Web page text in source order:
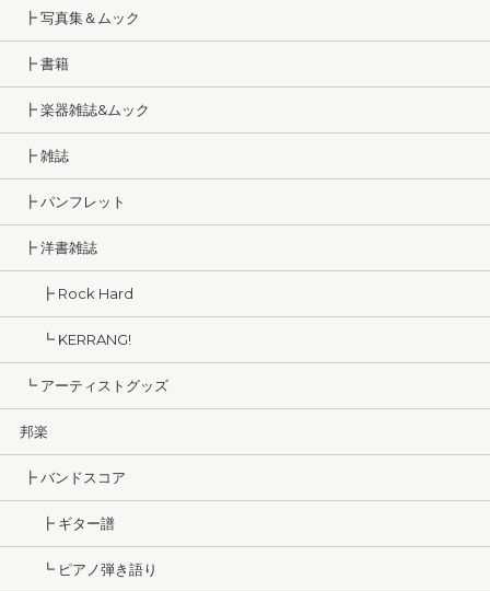
┣ 写真集＆ムック
┣ 書籍
┣ 楽器雑誌&ムック
┣ 雑誌
┣ パンフレット
┣ 洋書雑誌
┣ Rock Hard
┗ KERRANG!
┗ アーティストグッズ
邦楽
┣ バンドスコア
┣ ギター譜
┗ ピアノ弾き語り